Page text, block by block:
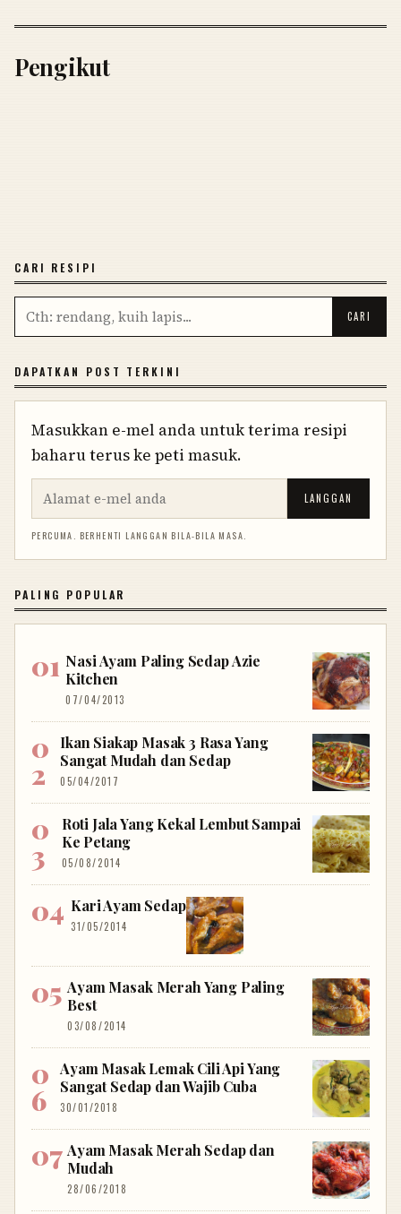
Pengikut
CARI RESIPI
DAPATKAN POST TERKINI
Masukkan e-mel anda untuk terima resipi
baharu terus ke peti masuk.
LANGGAN
PERCUMA. BERHENTI LANGGAN BILA-BILA MASA.
PALING POPULAR
Nasi Ayam Paling Sedap Azie
Kitchen
07/04/2013
Ikan Siakap Masak 3 Rasa Yang
Sangat Mudah dan Sedap
05/04/2017
Roti Jala Yang Kekal Lembut Sampai
Ke Petang
05/08/2014
Kari Ayam Sedap
31/05/2014
Ayam Masak Merah Yang Paling
Best
03/08/2014
Ayam Masak Lemak Cili Api Yang
Sangat Sedap dan Wajib Cuba
30/01/2018
Ayam Masak Merah Sedap dan
Mudah
28/06/2018